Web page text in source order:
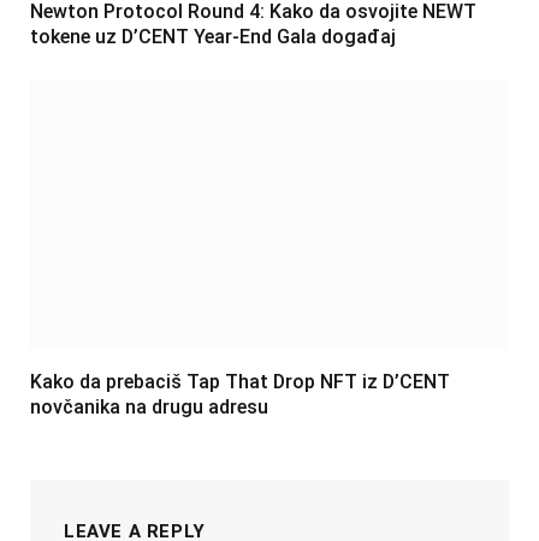
Newton Protocol Round 4: Kako da osvojite NEWT
tokene uz D’CENT Year-End Gala događaj
Kako da prebaciš Tap That Drop NFT iz D’CENT
novčanika na drugu adresu
LEAVE A REPLY